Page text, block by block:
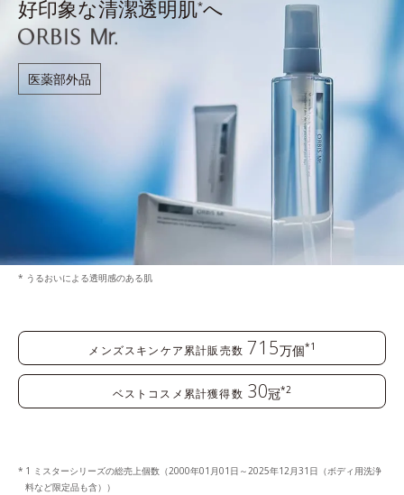
好印象な清潔透明肌*へ
医薬部外品
* うるおいによる透明感のある肌
メンズスキンケア累計販売数 715万個*1
ベストコスメ累計獲得数 30冠*2
1 ミスターシリーズの総売上個数（2000年01月01日～2025年12月31日（ボディ用洗浄
料など限定品も含））